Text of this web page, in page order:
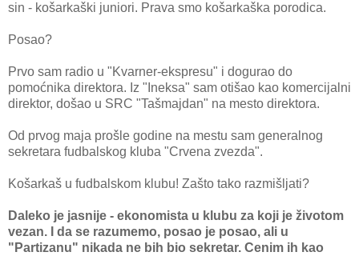
sin - košarkaški juniori. Prava smo košarkaška porodica.
Posao?
Prvo sam radio u "Kvarner-ekspresu" i dogurao do
pomoćnika direktora. Iz "Ineksa" sam otišao kao komercijalni
direktor, došao u SRC "Tašmajdan" na mesto direktora.
Od prvog maja prošle godine na mestu sam generalnog
sekretara fudbalskog kluba "Crvena zvezda".
Košarkaš u fudbalskom klubu! Zašto tako razmišljati?
Daleko je jasnije - ekonomista u klubu za koji je životom
vezan. I da se razumemo, posao je posao, ali u
"Partizanu" nikada ne bih bio sekretar. Cenim ih kao